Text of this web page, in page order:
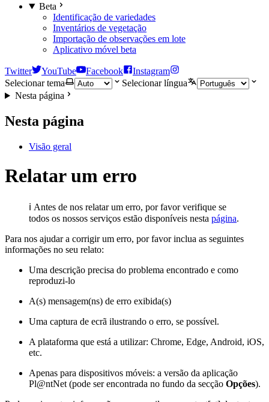
Beta
Identificação de variedades
Inventários de vegetação
Importação de observações em lote
Aplicativo móvel beta
Twitter YouTube Facebook
Instagram
Selecionar tema
Selecionar língua
Nesta página
Nesta página
Visão geral
Relatar um erro
ℹ️ Antes de nos relatar um erro, por favor verifique se
todos os nossos serviços estão disponíveis nesta página.
Para nos ajudar a corrigir um erro, por favor inclua as seguintes
informações no seu relato:
Uma descrição precisa do problema encontrado e como
reproduzi-lo
A(s) mensagem(ns) de erro exibida(s)
Uma captura de ecrã ilustrando o erro, se possível.
A plataforma que está a utilizar: Chrome, Edge, Android, iOS,
etc.
Apenas para dispositivos móveis: a versão da aplicação
Pl@ntNet (pode ser encontrada no fundo da secção Opções).